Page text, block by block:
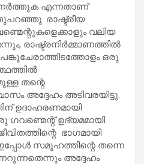
എന്നതാണ്
രാഷ്ട്രീയ
വലിയ
രാഷ്ട്രനിർമ്മാണത്തിൽ
ഒരു
തന്റെ
അദ്ദേഹം അടിവരയിട്ടു.
ഉദാഹരണമായി
ഗവണ്മെന്റ് ഉദ്യമമായി
ഭാഗമായി
സമൂഹത്തിന്റെ തന്നെ
അദ്ദേഹം